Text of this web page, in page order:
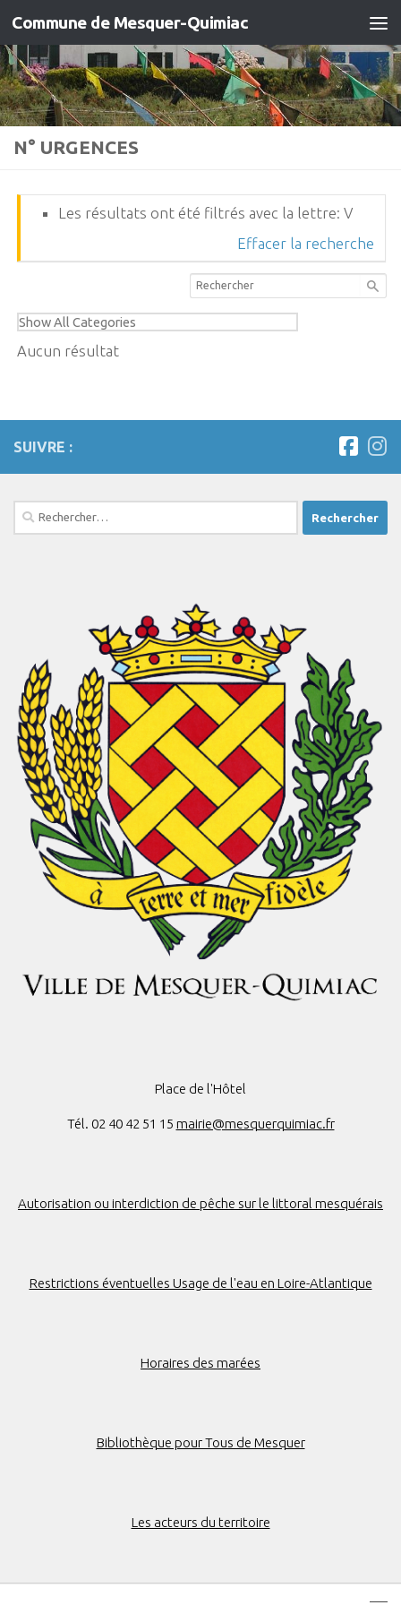
Skip to content
Commune de Mesquer-Quimiac
N° URGENCES
Les résultats ont été filtrés avec la lettre: V
Effacer la recherche
Aucun résultat
SUIVRE :
Rechercher :
Place de l'Hôtel
Tél. 02 40 42 51 15 mairie@mesquerquimiac.fr
Autorisation ou interdiction de pêche sur le littoral mesquérais
Restrictions éventuelles Usage de l'eau en Loire-Atlantique
Horaires des marées
Bibliothèque pour Tous de Mesquer
Les acteurs du territoire